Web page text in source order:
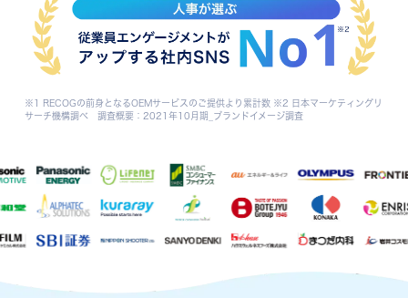
※1 RECOGの前身となるOEMサービスのご提供より累計数 ※2 日本マーケティングリ
サーチ機構調べ 調査概要：2021年10月期_ブランドイメージ調査